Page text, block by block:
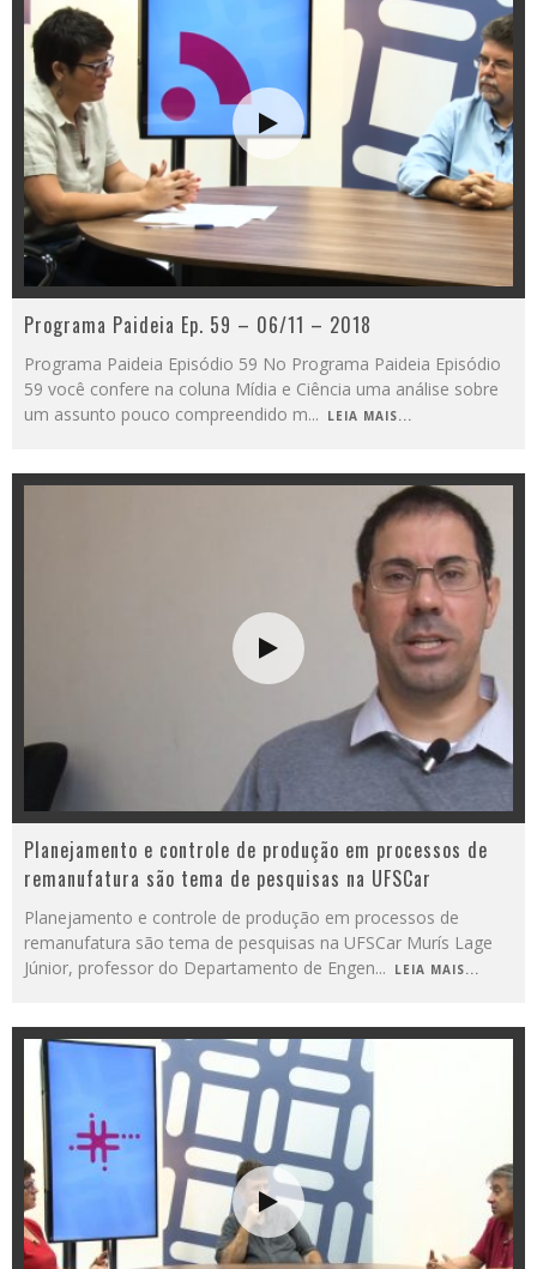
Programa Paideia Ep. 59 – 06/11 – 2018
Programa Paideia Episódio 59 No Programa Paideia Episódio
59 você confere na coluna Mídia e Ciência uma análise sobre
um assunto pouco compreendido m... LEIA MAIS...
Planejamento e controle de produção em processos de
remanufatura são tema de pesquisas na UFSCar
Planejamento e controle de produção em processos de
remanufatura são tema de pesquisas na UFSCar Murís Lage
Júnior, professor do Departamento de Engen... LEIA MAIS...